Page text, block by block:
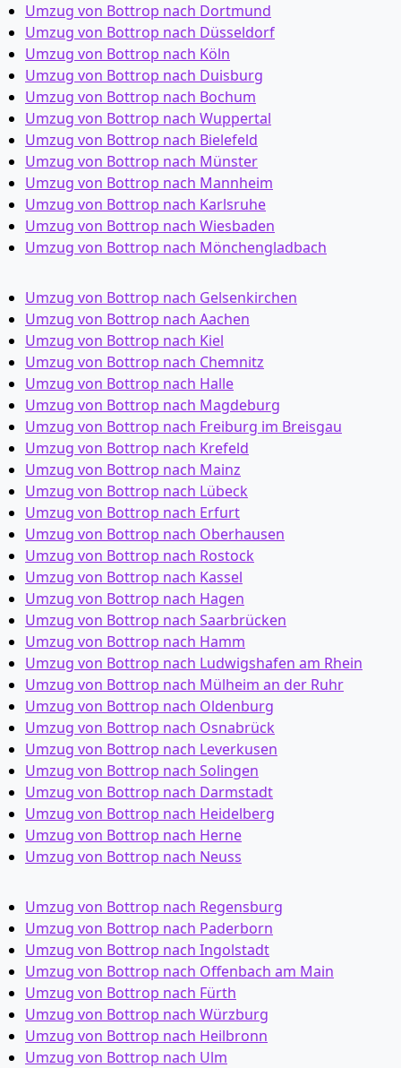
Umzug von Bottrop nach Dortmund
Umzug von Bottrop nach Düsseldorf
Umzug von Bottrop nach Köln
Umzug von Bottrop nach Duisburg
Umzug von Bottrop nach Bochum
Umzug von Bottrop nach Wuppertal
Umzug von Bottrop nach Bielefeld
Umzug von Bottrop nach Münster
Umzug von Bottrop nach Mannheim
Umzug von Bottrop nach Karlsruhe
Umzug von Bottrop nach Wiesbaden
Umzug von Bottrop nach Mönchen­gladbach
Umzug von Bottrop nach Gelsenkirchen
Umzug von Bottrop nach Aachen
Umzug von Bottrop nach Kiel
Umzug von Bottrop nach Chemnitz
Umzug von Bottrop nach Halle
Umzug von Bottrop nach Magdeburg
Umzug von Bottrop nach Freiburg im Breisgau
Umzug von Bottrop nach Krefeld
Umzug von Bottrop nach Mainz
Umzug von Bottrop nach Lübeck
Umzug von Bottrop nach Erfurt
Umzug von Bottrop nach Oberhausen
Umzug von Bottrop nach Rostock
Umzug von Bottrop nach Kassel
Umzug von Bottrop nach Hagen
Umzug von Bottrop nach Saarbrücken
Umzug von Bottrop nach Hamm
Umzug von Bottrop nach Ludwigshafen am Rhein
Umzug von Bottrop nach Mülheim an der Ruhr
Umzug von Bottrop nach Oldenburg
Umzug von Bottrop nach Osnabrück
Umzug von Bottrop nach Leverkusen
Umzug von Bottrop nach Solingen
Umzug von Bottrop nach Darmstadt
Umzug von Bottrop nach Heidelberg
Umzug von Bottrop nach Herne
Umzug von Bottrop nach Neuss
Umzug von Bottrop nach Regensburg
Umzug von Bottrop nach Paderborn
Umzug von Bottrop nach Ingolstadt
Umzug von Bottrop nach Offenbach am Main
Umzug von Bottrop nach Fürth
Umzug von Bottrop nach Würzburg
Umzug von Bottrop nach Heilbronn
Umzug von Bottrop nach Ulm